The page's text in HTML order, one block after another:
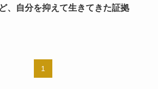
、自分を抑えて生きてきた証拠
1